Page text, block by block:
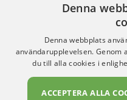
Denna
Denna webbplats
användarupplevelsen. Genom
du till alla cookies i
ACCEPTERA ALLA